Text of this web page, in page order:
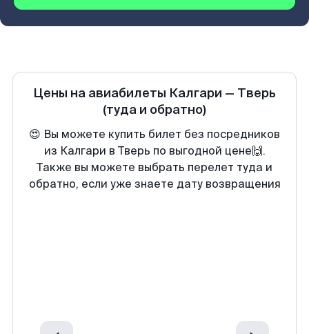
Цены на авиабилеты Калгари — Тверь
(туда и обратно)
😍 Вы можете купить билет без посредников
из Калгари в Тверь по выгодной цене🙌.
Также вы можете выбрать перелет туда и
обратно, если уже знаете дату возвращения